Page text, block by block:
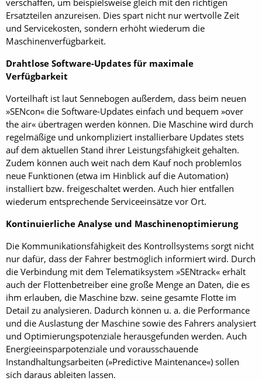
Ersatzteilen anzureisen. Dies spart nicht nur wertvolle Zeit
und Servicekosten, sondern erhöht wiederum die
Maschinenverfügbarkeit.
Drahtlose Software-Updates für maximale
Verfügbarkeit
Vorteilhaft ist laut Sennebogen außerdem, dass beim neuen
»SENcon« die Software-Updates einfach und bequem »over
the air« übertragen werden können. Die Maschine wird durch
regelmäßige und unkompliziert installierbare Updates stets
auf dem aktuellen Stand ihrer Leistungsfähigkeit gehalten.
Zudem können auch weit nach dem Kauf noch problemlos
neue Funktionen (etwa im Hinblick auf die Automation)
installiert bzw. freigeschaltet werden. Auch hier entfallen
wiederum entsprechende Service­einsätze vor Ort.
Kontinuierliche Analyse und Maschinenoptimierung
Die Kommunikationsfähigkeit des Kontrollsystems sorgt nicht
nur dafür, dass der Fahrer bestmöglich informiert wird. Durch
die Verbindung mit dem Telematiksystem »SENtrack« erhält
auch der Flottenbetreiber eine große Menge an Daten, die es
ihm erlauben, die Maschine bzw. seine gesamte Flotte im
Detail zu analysieren. Dadurch können u. a. die Perfor­mance
und die Auslastung der Maschine sowie des Fahrers analysiert
und Optimierungspotenziale herausgefunden werden. Auch
Energieeinsparpotenziale und vorausschauende
Instandhaltungsarbeiten (»Predictive Maintenance«) sollen
sich daraus ableiten lassen.